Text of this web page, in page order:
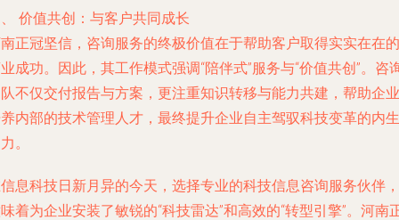
价值共创：与客户共同成长
正冠坚信，咨询服务的终极价值在于帮助客户取得实实在在的
成功。因此，其工作模式强调“陪伴式”服务与“价值共创”。咨
不仅交付报告与方案，更注重知识转移与能力共建，帮助企业
内部的技术管理人才，最终提升企业自主驾驭科技变革的内生
。
息科技日新月异的今天，选择专业的科技信息咨询服务伙伴，
着为企业安装了敏锐的“科技雷达”和高效的“转型引擎”。河南